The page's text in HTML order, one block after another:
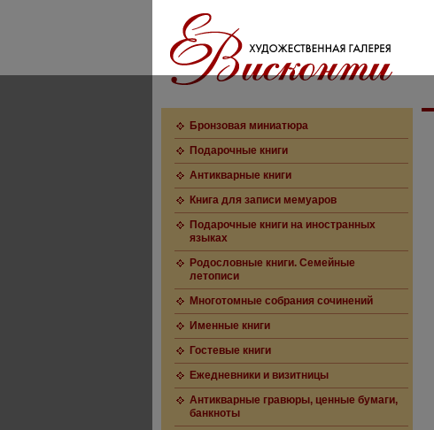
Бронзовая миниатюра
Подарочные книги
Антикварные книги
Книга для записи мемуаров
Подарочные книги на иностранных
языках
Родословные книги. Семейные
летописи
Многотомные собрания сочинений
Именные книги
Гостевые книги
Ежедневники и визитницы
Антикварные гравюры, ценные бумаги,
банкноты